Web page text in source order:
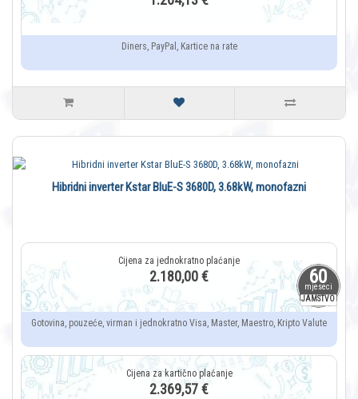
Diners, PayPal, Kartice na rate
60
mjeseci
JAMSTVO
Hibridni inverter Kstar BluE-S 3680D, 3.68kW, monofazni
2.180,00 €
Gotovina, pouzeće, virman i jednokratno Visa, Master, Maestro, Kripto Valute
2.369,57 €